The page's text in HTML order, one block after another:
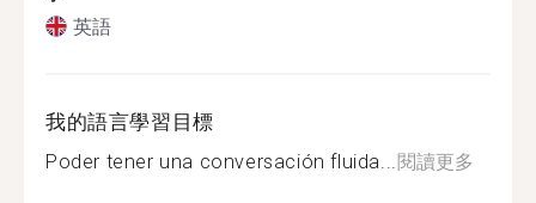
英語
我的語言學習目標
Poder tener una conversación fluida... 閱讀更多